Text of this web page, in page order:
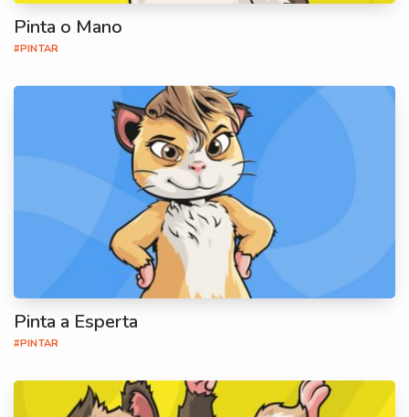
Pinta o Mano
#PINTAR
Pinta a Esperta
#PINTAR